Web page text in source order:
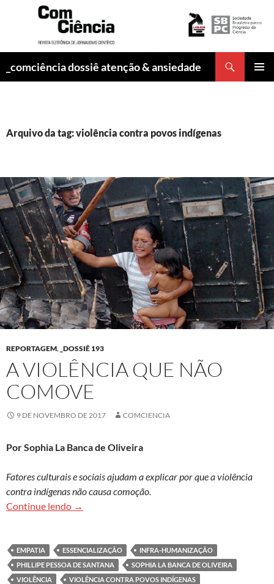
_comciência dossiê atenção & ansiedade
Arquivo da tag: violência contra povos indígenas
REPORTAGEM, _DOSSIÊ 193
A VIOLÊNCIA QUE NÃO
COMOVE
9 DE NOVEMBRO DE 2017 COMCIENCIA
Por Sophia La Banca de Oliveira
Fatores culturais e sociais ajudam a explicar por que a violência
contra indígenas não causa comoção.
Continue lendo A violência que não comove
→
EMPATIA ESSENCIALIZAÇÃO
INFRA-HUMANIZAÇÃO
PHILLIPE PESSOA DE SANTANA
SOPHIA LA BANCA DE OLIVEIRA
VIOLÊNCIA
VIOLÊNCIA CONTRA POVOS INDÍGENAS